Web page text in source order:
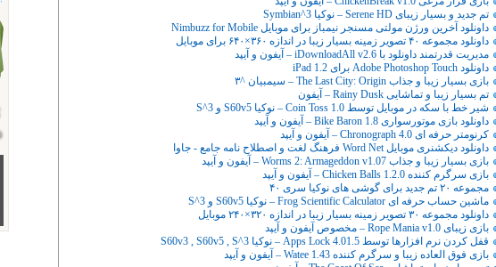
تم جدید و بسیار زیبای Serene HD – نوکیا Symbian^3
داونلود آخرین ورژن مولتی مسنجر نیمباز برای موبایل Nimbuzz for Mobile
داونلود مجموعه ۴۰ تصویر زمینه بسیار زیبا در اندازه ۳۶۰×۶۴۰ برای موبایل
مدیریت قدرتمند داونلود با iDownloadAll v2.6 – آیفون و آیپد
داونلود Adobe Photoshop Touch برای iPad 1.2
بازی بسیار زیبا و جذاب The Last City: Origin – سیمبیان ^۳
تم بسیار زیبا و تماشایی Rainy Dusk – آیفون
شیر خط با سکه در موبایل توسط Coin Toss 1.0 – نوکیا S60v5 و S^3
داونلود بازی موتورسواری Bike Baron 1.8 – آیفون و‌ آیپد
کرنومتر حرفه ای Chronograph 4.0 – آیفون و آیپد
داونلود دیکشنری موبایل Word Net فرهنگ لغت و اصطلاح نامه جامع - جاوا
بازی بسیار زیبا و جذاب Worms 2: Armageddon v1.07 – آیفون و آیپد
بازی سرگرم کننده Chicken Balls 1.2.0 – آیفون و آیپد
مجموعه ۲۰ تم جدید برای گوشی های نوکیا سری ۴۰
ماشین حساب حرفه ای Frog Scientific Calculator – نوکیا S60v5 و S^3
داونلود مجموعه ۳۰ تصویر زمینه بسیار زیبا در اندازه ۳۲۰×۲۴۰ موبایل
بازی زیبای Rope Mania v1.0 – مخصوص آیفون و آیپد
قفل کردن نرم افزارها توسط Apps Lock 4.01.5 – نوکیا S60v3 , S60v5 , S^3
بازی فوق العاده زیبا و سرگرم کننده Watee 1.43 – آیفون و آیپد